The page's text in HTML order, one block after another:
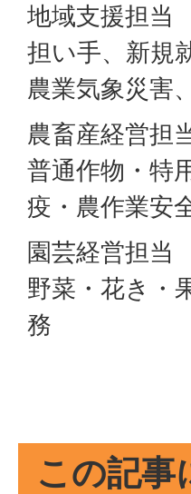
地域支援担当
担い手、新規
農業気象災害
農畜産経営担
普通作物・特
疫・農作業安
園芸経営担当
野菜・花き・
務
この記事